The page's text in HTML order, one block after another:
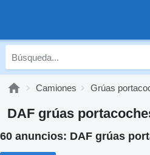
Camiones Grúas
DAF grúas
60 anuncios: DAF grúas